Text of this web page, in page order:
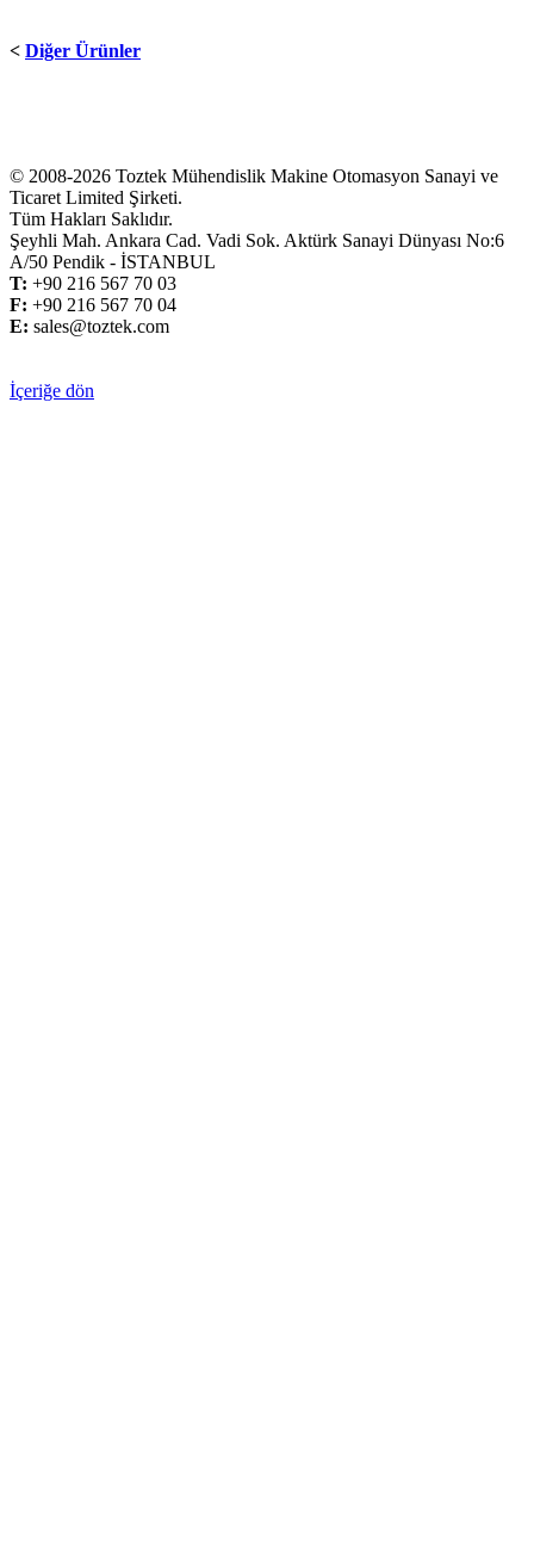
< Diğer Ürünler
© 2008-2026 Toztek Mühendislik Makine Otomasyon Sanayi ve
Ticaret Limited Şirketi.
Tüm Hakları Saklıdır.
Şeyhli Mah. Ankara Cad. Vadi Sok. Aktürk Sanayi Dünyası No:6
A/50 Pendik - İSTANBUL
T: +90 216 567 70 03
F: +90 216 567 70 04
E: sales@toztek.com
İçeriğe dön